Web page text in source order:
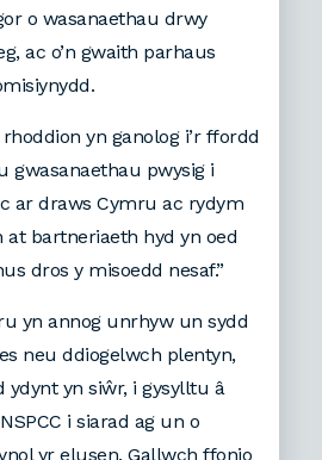
o wasanaethau drwy
ac o’n gwaith parhaus
yn ganolog i’r ffordd
gwasanaethau pwysig i
ar draws Cymru ac rydym
at bartneriaeth hyd yn oed
dros y misoedd nesaf.”
yn annog unrhyw un sydd
neu ddiogelwch plentyn,
ydynt yn siŵr, i gysylltu â
i siarad ag un o
yr elusen. Gallwch ffonio